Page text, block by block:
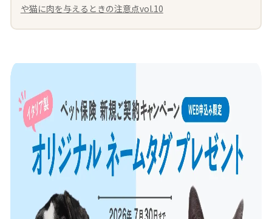
や猫に肉を与えるときの注意点vol.10